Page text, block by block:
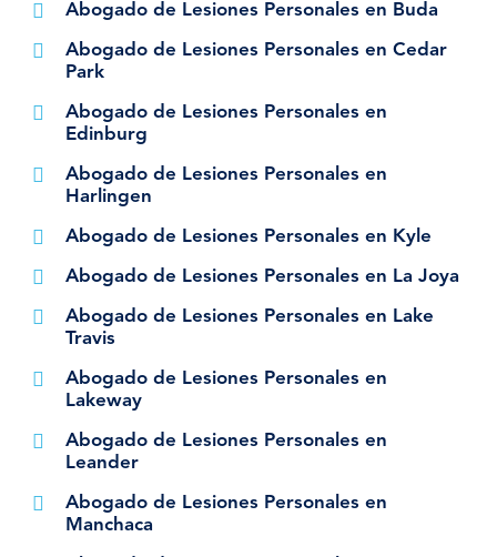
Abogado de Lesiones Personales en Buda
Abogado de Lesiones Personales en Cedar
Park
Abogado de Lesiones Personales en
Edinburg
Abogado de Lesiones Personales en
Harlingen
Abogado de Lesiones Personales en Kyle
Abogado de Lesiones Personales en La Joya
Abogado de Lesiones Personales en Lake
Travis
Abogado de Lesiones Personales en
Lakeway
Abogado de Lesiones Personales en
Leander
Abogado de Lesiones Personales en
Manchaca